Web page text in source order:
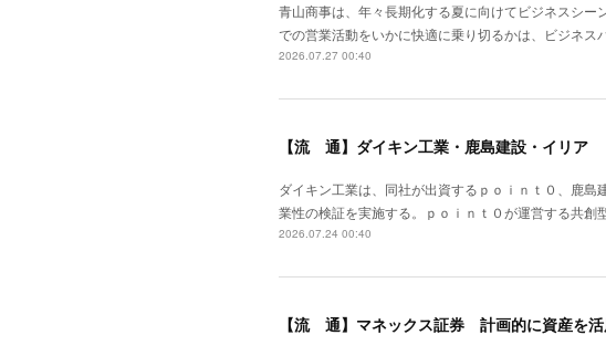
青山商事は、年々長期化する夏に向けてビジネスシ
での営業活動をいかに快適に乗り切るかは、ビジネ
2026.07.27 00:40
【流 通】ダイキン工業・鹿島建設・イリア
ダイキン工業は、同社が出資するｐｏｉｎｔ０、鹿
業性の検証を実施する。ｐｏｉｎｔ０が運営する共
2026.07.24 00:40
【流 通】マネックス証券 計画的に資産を